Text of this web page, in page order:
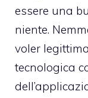
essere una
niente.
voler
tecnologica